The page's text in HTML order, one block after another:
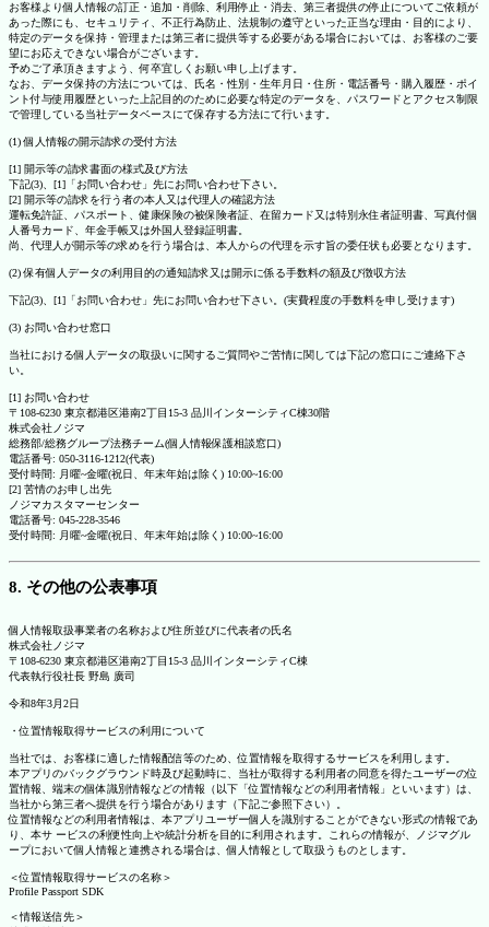
お客様より個人情報の訂正・追加・削除、利用停止・消去、第三者提供の停止についてご依頼が
あった際にも、セキュリティ、不正行為防止、法規制の遵守といった正当な理由・目的により、
特定のデータを保持・管理または第三者に提供等する必要がある場合においては、お客様のご要
望にお応えできない場合がございます。
予めご了承頂きますよう、何卒宜しくお願い申し上げます。
なお、データ保持の方法については、氏名・性別・生年月日・住所・電話番号・購入履歴・ポイ
ント付与使用履歴といった上記目的のために必要な特定のデータを、パスワードとアクセス制限
で管理している当社データベースにて保存する方法にて行います。
(1) 個人情報の開示請求の受付方法
[1] 開示等の請求書面の様式及び方法
下記(3)、[1]「お問い合わせ」先にお問い合わせ下さい。
[2] 開示等の請求を行う者の本人又は代理人の確認方法
運転免許証、パスポート、健康保険の被保険者証、在留カード又は特別永住者証明書、写真付個
人番号カード、年金手帳又は外国人登録証明書。
尚、代理人が開示等の求めを行う場合は、本人からの代理を示す旨の委任状も必要となります。
(2) 保有個人データの利用目的の通知請求又は開示に係る手数料の額及び徴収方法
下記(3)、[1]「お問い合わせ」先にお問い合わせ下さい。(実費程度の手数料を申し受けます)
(3) お問い合わせ窓口
当社における個人データの取扱いに関するご質問やご苦情に関しては下記の窓口にご連絡下さ
い。
[1] お問い合わせ
〒108-6230 東京都港区港南2丁目15-3 品川インターシティC棟30階
株式会社ノジマ
総務部/総務グループ法務チーム(個人情報保護相談窓口)
電話番号: 050-3116-1212(代表)
受付時間: 月曜~金曜(祝日、年末年始は除く) 10:00~16:00
[2] 苦情のお申し出先
ノジマカスタマーセンター
電話番号: 045-228-3546
受付時間: 月曜~金曜(祝日、年末年始は除く) 10:00~16:00
8. その他の公表事項
個人情報取扱事業者の名称および住所並びに代表者の氏名
株式会社ノジマ
〒108-6230 東京都港区港南2丁目15-3 品川インターシティC棟
代表執行役社長 野島 廣司
令和8年3月2日
・位置情報取得サービスの利用について
当社では、お客様に適した情報配信等のため、位置情報を取得するサービスを利用します。
本アプリのバックグラウンド時及び起動時に、当社が取得する利用者の同意を得たユーザーの位
置情報、端末の個体識別情報などの情報（以下「位置情報などの利用者情報」といいます）は、
当社から第三者へ提供を行う場合があります（下記ご参照下さい）。
位置情報などの利用者情報は、本アプリユーザー個人を識別することができない形式の情報であ
り、本サ ービスの利便性向上や統計分析を目的に利用されます。これらの情報が、ノジマグル
ープにおいて個人情報と連携される場合は、個人情報として取扱うものとします。
＜位置情報取得サービスの名称＞
Profile Passport SDK
＜情報送信先＞